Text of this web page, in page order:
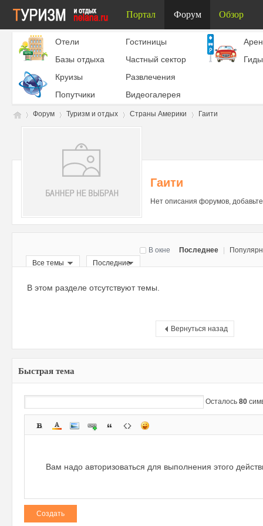
Портал Форум Обзор
Отели
Гостиницы
Базы отдыха
Частный сектор
Гиды
Круизы
Развлечения
Попутчики
Видеогалерея
Форум Туризм и отдых Страны Америки Гаити
Гаити
Нет описания форумов,
Последнее
В окне
Все темы
Последние
В этом разделе отсутствуют темы.
Вернуться назад
Быстрая тема
Осталось 80
Вам надо авторизоваться для выполнения этого
Создать